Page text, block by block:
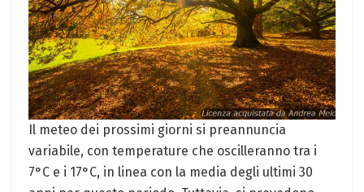
Il ⁢meteo dei prossimi giorni ​si preannuncia
variabile, con temperature⁤ che oscilleranno tra i
7°C e i ⁤17°C, in linea‌ con la media degli ultimi 30